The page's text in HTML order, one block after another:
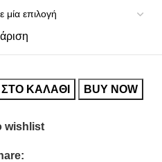
ΚΑΛΆΘΙ BUY NOW
wishlist